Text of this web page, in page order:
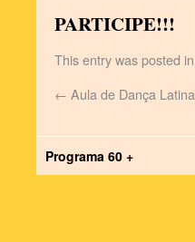
PARTICIPE!!!
This entry was posted in
← Aula de Dança Latina
Programa 60 +